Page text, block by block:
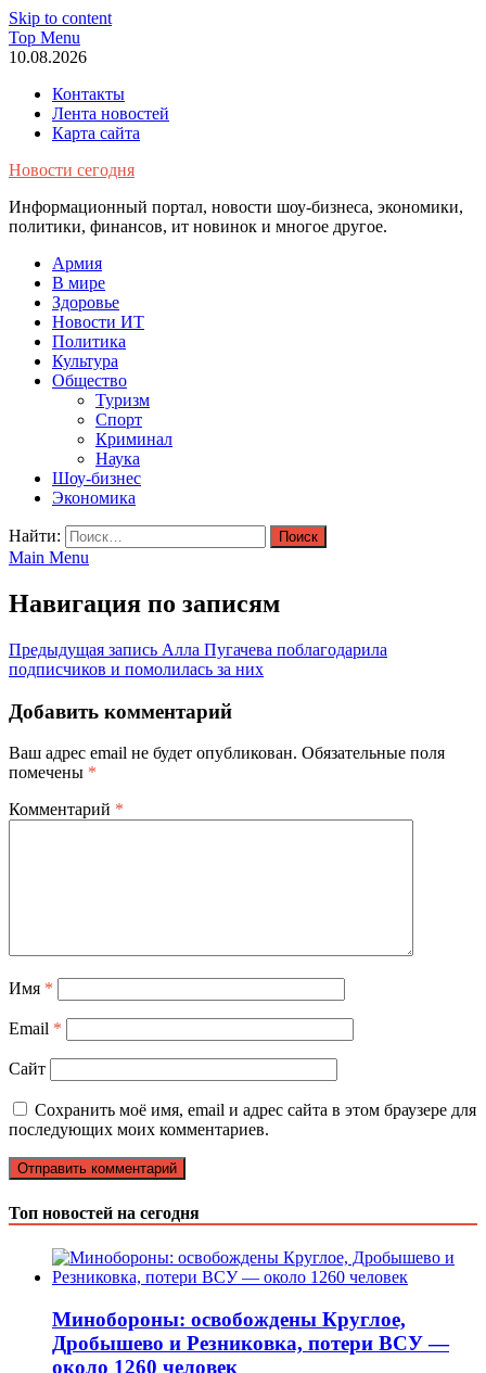
Skip to content
Top Menu
10.08.2026
Контакты
Лента новостей
Карта сайта
Новости сегодня
Информационный портал, новости шоу-бизнеса, экономики,
политики, финансов, ит новинок и многое другое.
Армия
В мире
Здоровье
Новости ИТ
Политика
Культура
Общество
Туризм
Спорт
Криминал
Наука
Шоу-бизнес
Экономика
Найти:
Main Menu
Навигация по записям
Предыдущая запись Алла Пугачева поблагодарила
подписчиков и помолилась за них
Добавить комментарий
Ваш адрес email не будет опубликован. Обязательные поля
помечены *
Комментарий *
Имя *
Email *
Сайт
Сохранить моё имя, email и адрес сайта в этом браузере для
последующих моих комментариев.
Топ новостей на сегодня
Минобороны: освобождены Круглое,
Дробышево и Резниковка, потери ВСУ —
около 1260 человек